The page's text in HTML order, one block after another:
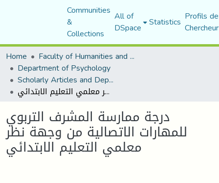
Communities
&
Collections
All of
DSpace Statistics Profils
Home
Faculty of Humanities and Social Sciences
Department of Psychology
Scholarly Articles and Department Publications
درجة ممارسة المشرف التربوي للمهارات الاتصالية من وجهة نظر معلمي التعليم الابتدائي
درجة ممارسة المشرف التربوي
للمهارات الاتصالية من وجهة نظر
معلمي التعليم الابتدائي